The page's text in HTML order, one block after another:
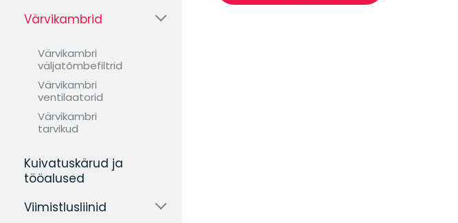
Värvikambrid
Värvikambri
väljatõmbefiltrid
Värvikambri
ventilaatorid
Värvikambri
tarvikud
Kuivatuskärud ja
tööalused
Viimistlusliinid